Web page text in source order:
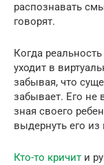
распознавать
говорят.
Когда
уходит в
забывая, что
забывает. Его не
зная своего
выдернуть его
Кто-то кричит и